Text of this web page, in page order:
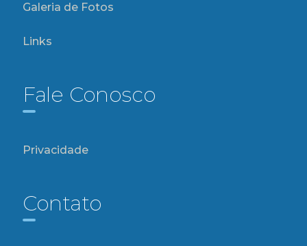
Galeria de Fotos
Links
Fale Conosco
Privacidade
Contato